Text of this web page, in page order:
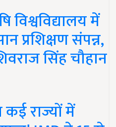
विश्वविद्यालय में
प्रशिक्षण संपन्न,
सिंह चौहान
राज्यों में